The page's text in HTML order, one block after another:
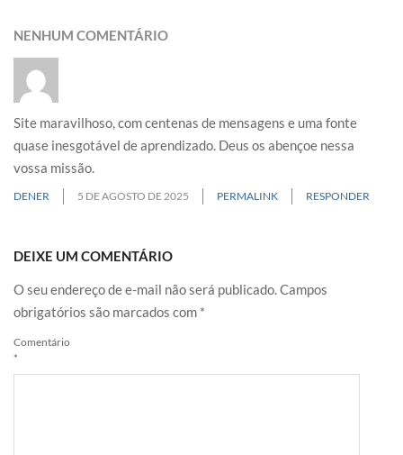
NENHUM COMENTÁRIO
Site maravilhoso, com centenas de mensagens e uma fonte
quase inesgotável de aprendizado. Deus os abençoe nessa
vossa missão.
DENER 5 DE AGOSTO DE 2025 PERMALINK RESPONDER
DEIXE UM COMENTÁRIO
O seu endereço de e-mail não será publicado.Campos
obrigatórios são marcados com *
Comentário
*